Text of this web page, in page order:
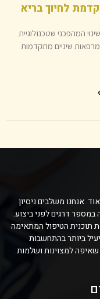
לחיוך בריא
המהפכני שטכנולוגיית
מביאה לתחום הדנטלי. בישראל של 2025, מרפאות שיניים מתקדמות
אנחנו משלבים ניסיון
במספר דרגים לפני ביצוע.
תוכנית הטיפול המתאימה
ביותר בהתחשבות
למצוינות ושלמות.